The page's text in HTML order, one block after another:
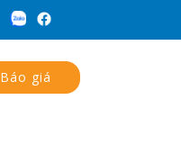
Báo giá